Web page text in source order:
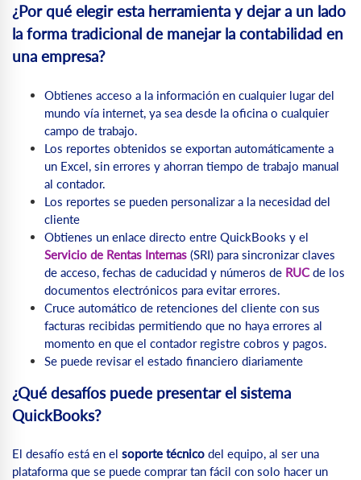
¿Por qué elegir esta herramienta y dejar a un lado
la forma tradicional de manejar la contabilidad en
una empresa?
Obtienes acceso a la información en cualquier lugar del
mundo vía internet, ya sea desde la oficina o cualquier
campo de trabajo.
Los reportes obtenidos se exportan automáticamente a
un Excel, sin errores y ahorran tiempo de trabajo manual
al contador.
Los reportes se pueden personalizar a la necesidad del
cliente
Obtienes un enlace directo entre QuickBooks y el
Servicio de Rentas Internas (SRI) para sincronizar claves
de acceso, fechas de caducidad y números de RUC de los
documentos electrónicos para evitar errores.
Cruce automático de retenciones del cliente con sus
facturas recibidas permitiendo que no haya errores al
momento en que el contador registre cobros y pagos.
Se puede revisar el estado financiero diariamente
¿Qué desafíos puede presentar el sistema
QuickBooks?
El desafío está en el soporte técnico del equipo, al ser una
plataforma que se puede comprar tan fácil con solo hacer un